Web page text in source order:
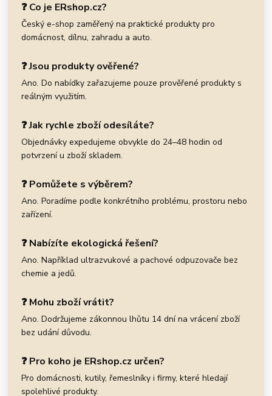
❓ Co je ERshop.cz?
Český e-shop zaměřený na praktické produkty pro
domácnost, dílnu, zahradu a auto.
❓ Jsou produkty ověřené?
Ano. Do nabídky zařazujeme pouze prověřené produkty s
reálným využitím.
❓ Jak rychle zboží odesíláte?
Objednávky expedujeme obvykle do 24–48 hodin od
potvrzení u zboží skladem.
❓ Pomůžete s výběrem?
Ano. Poradíme podle konkrétního problému, prostoru nebo
zařízení.
❓ Nabízíte ekologická řešení?
Ano. Například ultrazvukové a pachové odpuzovače bez
chemie a jedů.
❓ Mohu zboží vrátit?
Ano. Dodržujeme zákonnou lhůtu 14 dní na vrácení zboží
bez udání důvodu.
❓ Pro koho je ERshop.cz určen?
Pro domácnosti, kutily, řemeslníky i firmy, které hledají
spolehlivé produkty.